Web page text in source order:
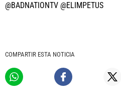
@BADNATIONTV @ELIMPETUS
COMPARTIR ESTA NOTICIA